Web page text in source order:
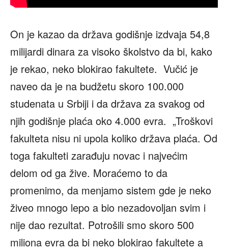
On je kazao da država godišnje izdvaja 54,8
milijardi dinara za visoko školstvo da bi, kako
je rekao, neko blokirao fakultete. Vučić je
naveo da je na budžetu skoro 100.000
studenata u Srbiji i da država za svakog od
njih godišnje plaća oko 4.000 evra. „Troškovi
fakulteta nisu ni upola koliko država plaća. Od
toga fakulteti zarađuju novac i najvećim
delom od ga žive. Moraćemo to da
promenimo, da menjamo sistem gde je neko
živeo mnogo lepo a bio nezadovoljan svim i
nije dao rezultat. Potrošili smo skoro 500
miliona evra da bi neko blokirao fakultete a